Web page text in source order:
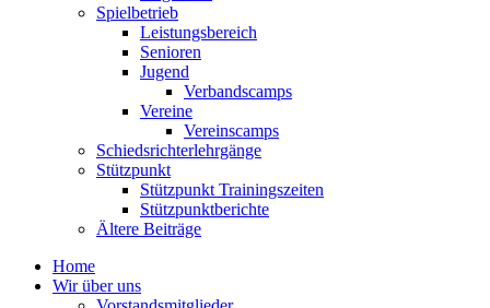
Spielbetrieb
Leistungsbereich
Senioren
Jugend
Verbandscamps
Vereine
Vereinscamps
Schiedsrichterlehrgänge
Stützpunkt
Stützpunkt Trainingszeiten
Stützpunktberichte
Ältere Beiträge
Home
Wir über uns